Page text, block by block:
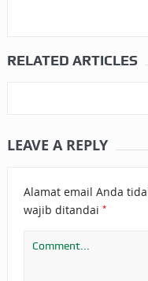
RELATED ARTICLES
LEAVE A REPLY
Alamat email Anda
wajib ditandai *